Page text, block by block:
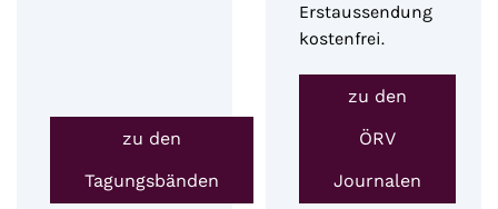
zu den
Tagungsbänden
Erstaussendung
kostenfrei.
zu den
ÖRV
Journalen